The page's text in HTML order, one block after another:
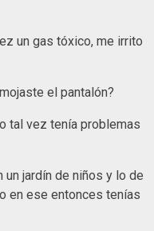
un gas tóxico, me irrito
el pantalón?
tal vez tenía problemas
jardín de niños y lo de
en ese entonces tenías